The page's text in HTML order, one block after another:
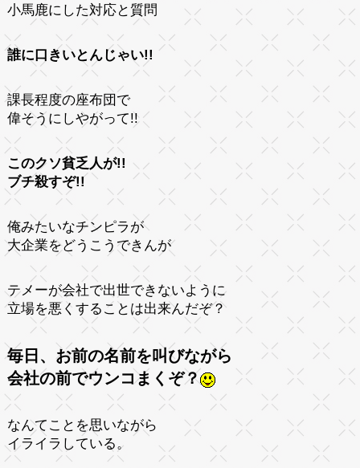
小馬鹿にした対応と質問
誰に口きいとんじゃい!!
課長程度の座布団で
偉そうにしやがって!!
このクソ貧乏人が!!
ブチ殺すぞ!!
俺みたいなチンピラが
大企業をどうこうできんが
テメーが会社で出世できないように
立場を悪くすることは出来んだぞ？
毎日、お前の名前を叫びながら
会社の前でウンコまくぞ？
なんてことを思いながら
イライラしている。